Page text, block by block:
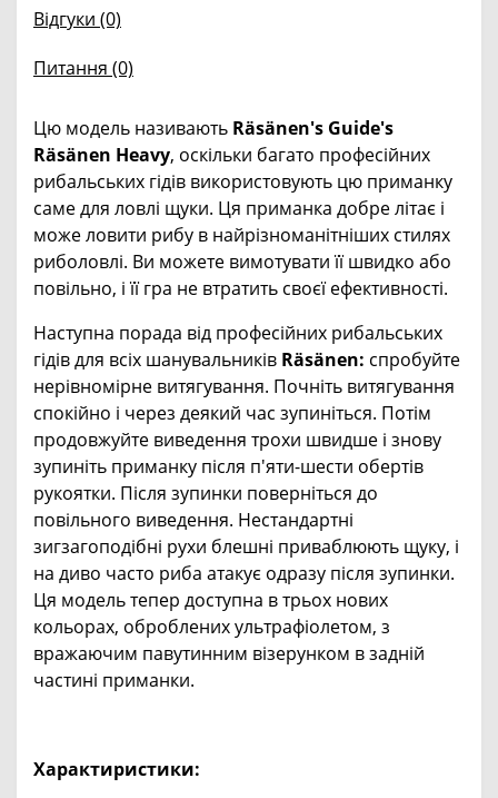
Відгуки (0)
Питання (0)
Цю модель називають Räsänen's Guide's
Räsänen Heavy, оскільки багато професійних
рибальських гідів використовують цю приманку
саме для ловлі щуки. Ця приманка добре літає і
може ловити рибу в найрізноманітніших стилях
риболовлі. Ви можете вимотувати її швидко або
повільно, і її гра не втратить своєї ефективності.
Наступна порада від професійних рибальських
гідів для всіх шанувальників Räsänen: спробуйте
нерівномірне витягування. Почніть витягування
спокійно і через деякий час зупиніться. Потім
продовжуйте виведення трохи швидше і знову
зупиніть приманку після п'яти-шести обертів
рукоятки. Після зупинки поверніться до
повільного виведення. Нестандартні
зигзагоподібні рухи блешні приваблюють щуку, і
на диво часто риба атакує одразу після зупинки.
Ця модель тепер доступна в трьох нових
кольорах, оброблених ультрафіолетом, з
вражаючим павутинним візерунком в задній
частині приманки.
Характиристики: